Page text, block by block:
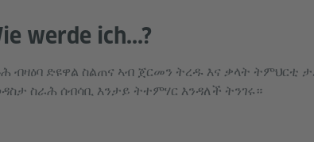
werde ich...?
ብዛዕባ ድዩዋል ስልጠና ኣብ ጀርመን ትረዱ እና ቃላት ትምህርቲ
ስራሕ ሰብሳቢ እንታይ ትተምሃር እንዳለች ትንገሩ።